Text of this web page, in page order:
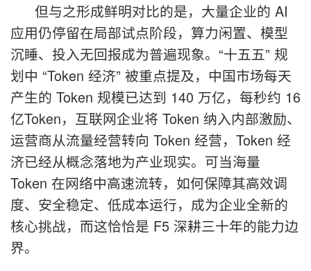
但与之形成鲜明对比的是，大量企业的 AI
应用仍停留在局部试点阶段，算力闲置、模型
沉睡、投入无回报成为普遍现象。“十五五” 规
划中 “Token 经济” 被重点提及，中国市场每天
产生的 Token 规模已达到 140 万亿，每秒约 16
亿Token，互联网企业将 Token 纳入内部激励、
运营商从流量经营转向 Token 经营，Token 经
济已经从概念落地为产业现实。可当海量
Token 在网络中高速流转，如何保障其高效调
度、安全稳定、低成本运行，成为企业全新的
核心挑战，而这恰恰是 F5 深耕三十年的能力边
界。